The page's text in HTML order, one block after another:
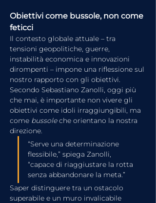
Obiettivi come bussole, non come
feticci
Il contesto globale attuale – tra
tensioni geopolitiche, guerre,
instabilità economica e innovazioni
dirompenti – impone una riflessione sul
nostro rapporto con gli obiettivi.
Secondo Sebastiano Zanolli, oggi più
che mai, è importante non vivere gli
obiettivi come idoli irraggiungibili, ma
come bussole che orientano la nostra
direzione.
“Serve una determinazione
flessibile,” spiega Zanolli,
“capace di riaggiustare la rotta
senza abbandonare la meta.”
Saper distinguere tra un ostacolo
superabile e un muro invalicabile